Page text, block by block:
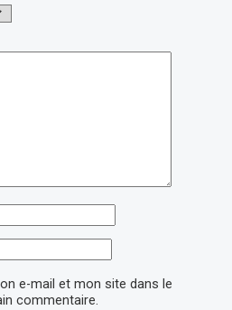
e-mail et mon site dans le
commentaire.